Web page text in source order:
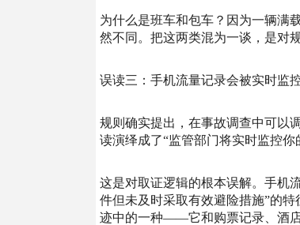
为什么是班车和包车？因为一辆满
然不同。把这两类混为一谈，是对
误读三：手机流量记录会被实时监
规则确实提出，在事故调查中可以
读演绎成了“监管部门将实时监控
这是对取证逻辑的根本误解。手机
件但未及时采取有效避险措施”的
迹中的一种——它和购票记录、酒店